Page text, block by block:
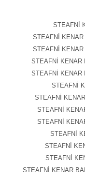
STEAFNİ
STEAFNİ
STEAFNİ
STEAFNİ KENAR
STEAFNİ KENAR
STEAFNİ
STEAFNİ
STEAFNİ
STEAFNİ
STEAFNİ
STEAFNİ
STEAFNİ
STEAFNİ KENAR